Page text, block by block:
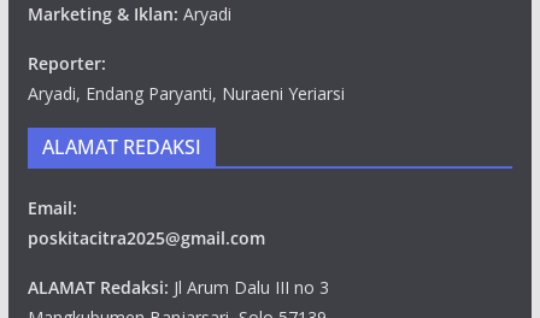
Marketing & Iklan: Aryadi
Reporter:
Aryadi, Endang Paryanti, Nuraeni Yeriarsi
ALAMAT REDAKSI
Email:
poskitacitra2025@gmail.com
ALAMAT Redaksi: Jl Arum Dalu III no 3